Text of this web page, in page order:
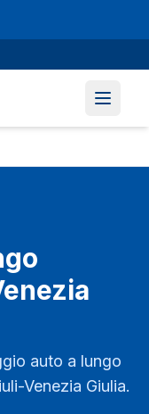
auto a lungo
Venezia Giulia.